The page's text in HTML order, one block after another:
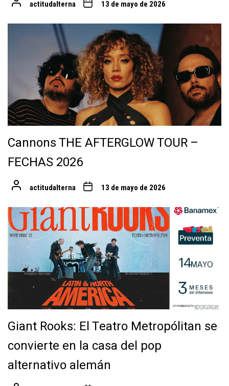
actitudalterna 13 de mayo de 2026
Cannons THE AFTERGLOW TOUR –
FECHAS 2026
actitudalterna 13 de mayo de 2026
Giant Rooks: El Teatro Metropólitan se
convierte en la casa del pop
alternativo alemán